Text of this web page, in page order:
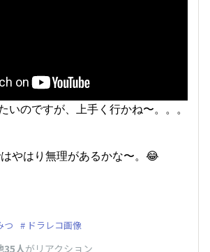
いのですが、上手く行かね〜。。。
やはり無理があるかな〜。😂
つ ドラレコ画像
35人がリアクション